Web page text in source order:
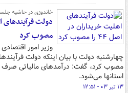
خاندوزی در حاشیه
مصوب کرد
وزیر امور
مصوب کرد، گفت: درآمدهای مالیاتی صرف
استانها می‌شود.
۱۳ تیر ۰۳ - ۱۲:۵۱